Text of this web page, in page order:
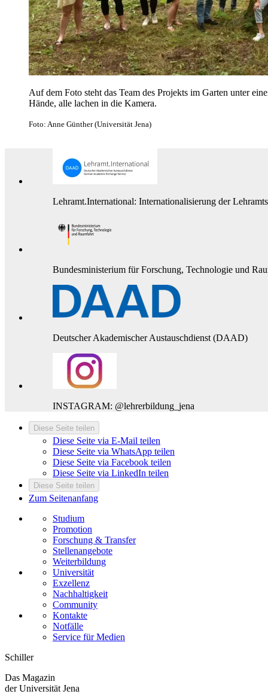
Auf dem Foto steht das Team des Projekts im Garten unter
Hände, alle lachen in die Kamera.
Foto: Anne Günther (Universität Jena)
Lehramt.International: Internationalisierung der
Bundesministerium für Forschung, Technologie und
Deutscher Akademischer Austauschdienst (DAAD)
INSTAGRAM: @lehrerbildung_jena
Diese Seite teilen
Diese Seite via E-Mail teilen
Diese Seite via WhatsApp teilen
Diese Seite via Facebook teilen
Diese Seite via LinkedIn teilen
Diese Seite teilen
Zum Seitenanfang
Studium
Promotion
Forschung & Transfer
Stellenangebote
Weiterbildung
Universität
Exzellenz
Nachhaltigkeit
Community
Kontakte
Notfälle
Service für Medien
Schiller
Das Magazin
der Universität Jena